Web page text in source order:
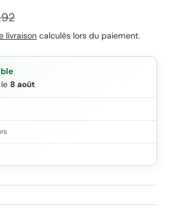
livraison calculés lors du paiement.
8 août